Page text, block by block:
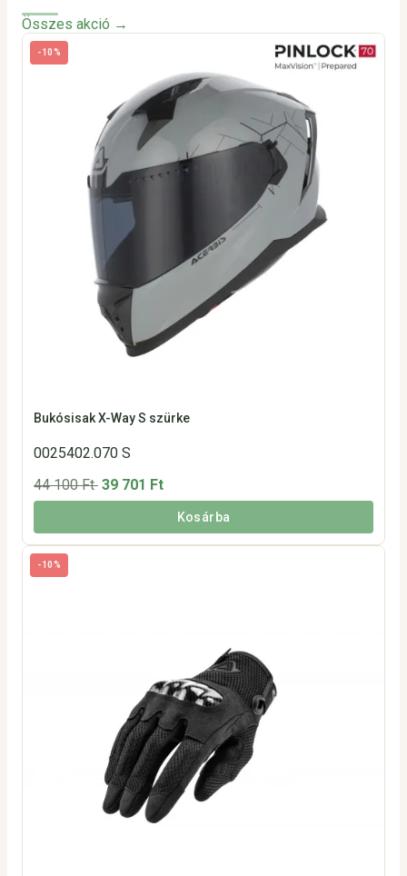
Összes akció →
-10%
Bukósisak X-Way S szürke
0025402.070 S
44 100 Ft 39 701 Ft
Kosárba
-10%